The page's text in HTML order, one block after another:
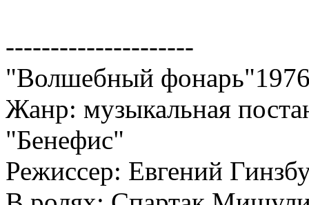
---------------------
"Волшебный
Жанр: музыкальная
"Бенефис"
Режиссер: Евгений